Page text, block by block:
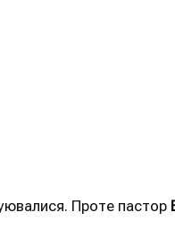
Проте пастор